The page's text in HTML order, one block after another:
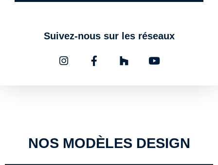
Suivez-nous sur les réseaux
NOS MODÈLES DESIGN